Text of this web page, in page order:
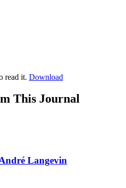
read it. Download
This Journal
Langevin